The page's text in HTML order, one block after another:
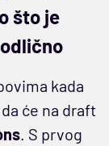
što je
kada
će na draft
. S prvog